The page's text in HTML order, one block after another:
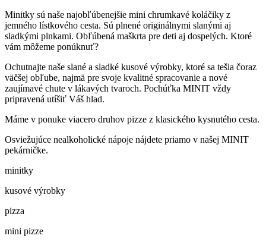
Minitky sú naše najobľúbenejšie mini chrumkavé koláčiky z
jemného lístkového cesta. Sú plnené originálnymi slanými aj
sladkými plnkami. Obľúbená maškrta pre deti aj dospelých. Ktoré
vám môžeme ponúknuť?
Ochutnajte naše slané a sladké kusové výrobky, ktoré sa tešia čoraz
väčšej obľube, najmä pre svoje kvalitné spracovanie a nové
zaujímavé chute v lákavých tvaroch. Pochúťka MINIT vždy
pripravená utíšiť Váš hlad.
Máme v ponuke viacero druhov pizze z klasického kysnutého cesta.
Osviežujúce nealkoholické nápoje nájdete priamo v našej MINIT
pekárničke.
minitky
kusové výrobky
pizza
mini pizze